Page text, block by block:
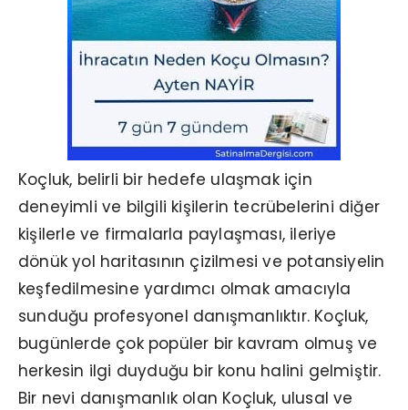
Koçluk, belirli bir hedefe ulaşmak için
deneyimli ve bilgili kişilerin tecrübelerini diğer
kişilerle ve firmalarla paylaşması, ileriye
dönük yol haritasının çizilmesi ve potansiyelin
keşfedilmesine yardımcı olmak amacıyla
sunduğu profesyonel danışmanlıktır. Koçluk,
bugünlerde çok popüler bir kavram olmuş ve
herkesin ilgi duyduğu bir konu halini gelmiştir.
Bir nevi danışmanlık olan Koçluk, ulusal ve